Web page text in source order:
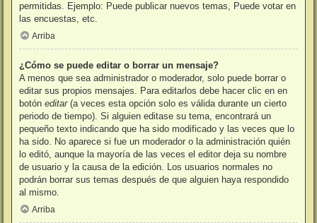
permitidas. Ejemplo: Puede publicar nuevos temas, Puede votar en
las encuestas, etc.
Arriba
¿Cómo se puede editar o borrar un mensaje?
A menos que sea administrador o moderador, solo puede borrar o
editar sus propios mensajes. Para editarlos debe hacer clic en en
botón editar(a veces esta opción solo es válida durante un cierto
periodo de tiempo). Si alguien editase su tema, encontrará un
pequeño texto indicando que ha sido modificado y las veces que lo
ha sido. No aparece si fue un moderador o la administración quién
lo editó, aunque la mayoría de las veces el editor deja su nombre
de usuario y la causa de la edición. Los usuarios normales no
podrán borrar sus temas después de que alguien haya respondido
al mismo.
Arriba